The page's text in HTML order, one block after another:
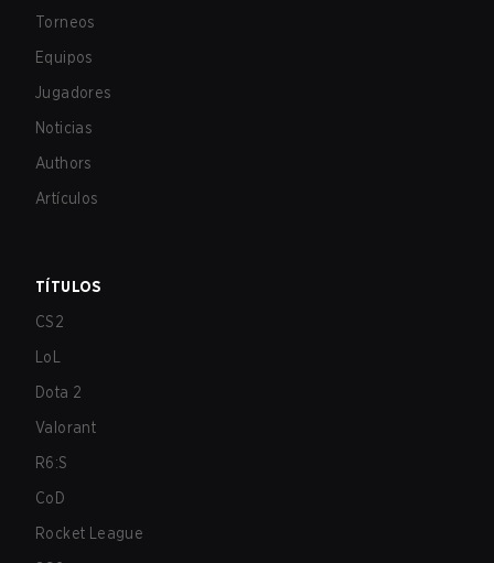
Torneos
Equipos
Jugadores
Noticias
Authors
Artículos
TÍTULOS
CS2
LoL
Dota 2
Valorant
R6:S
CoD
Rocket League